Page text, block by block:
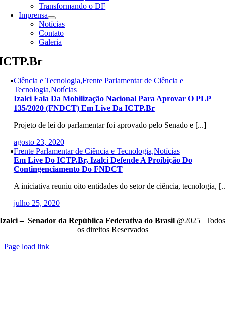
Transformando o DF
Imprensa
Notícias
Contato
Galeria
Ciência e Tecnologia,Frente Parlamentar de Ciência e
Tecnologia,Notícias
Izalci Fala Da Mobilização Nacional Para Aprovar O PLP
135/2020 (FNDCT) Em Live Da ICTP.br
Projeto de lei do parlamentar foi aprovado pelo Senado e [...]
agosto 23, 2020
Frente Parlamentar de Ciência e Tecnologia,Notícias
Em Live Do ICTP.br, Izalci Defende A Proibição Do
Contingenciamento Do FNDCT
A iniciativa reuniu oito entidades do setor de ciência, tecnologia,
julho 25, 2020
Izalci – Senador da República Federativa do Brasil @2025 | Todos
os direitos Reservados
Page load link